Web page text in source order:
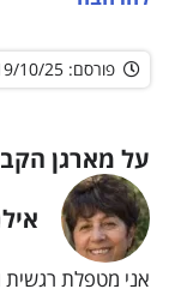
פורסם: 19/10/25
על מארגן
אילנה שפר